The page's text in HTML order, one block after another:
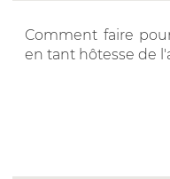
Comment faire
en tant hôtesse de